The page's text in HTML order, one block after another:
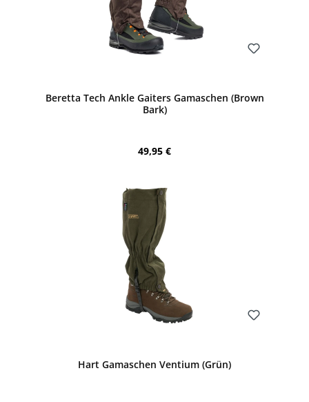
Beretta Tech Ankle Gaiters Gamaschen (Brown
Bark)
Regulärer Preis:
49,95 €
Hart Gamaschen Ventium (Grün)